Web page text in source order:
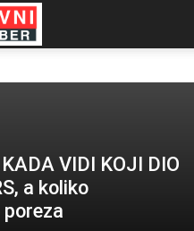
VIDI KOJI DIO
a koliko